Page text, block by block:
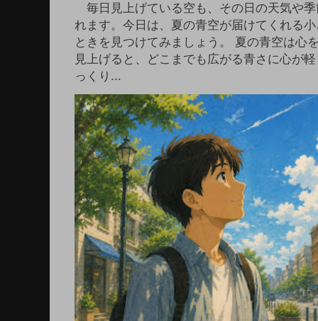
毎日見上げている空も、その日の天気や
れます。今日は、夏の青空が届けてくれる
ときを見つけてみましょう。 夏の青空は
見上げると、どこまでも広がる青さに心が
っくり...